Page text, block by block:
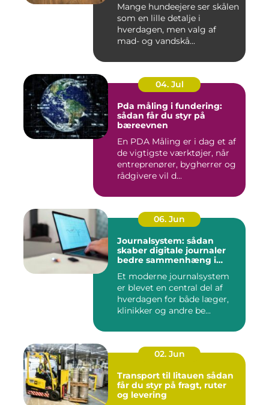
Mange hundeejere ser skålen
som en lille detalje i
hverdagen, men valg af
mad- og vandskå...
04. Jul
Pda måling i fundering:
sådan får du styr på
bæreevnen
En PDA Måling er i dag et af
de vigtigste værktøjer, når
entreprenører, bygherrer og
rådgivere vil d...
06. Jun
Journalsystem: sådan
skaber digitale journaler
bedre sammenhæng i
Et moderne journalsystem
er blevet en central del af
hverdagen for både læger,
klinikker og andre be...
02. Jun
Transport til litauen sådan
får du styr på fragt, ruter
og levering